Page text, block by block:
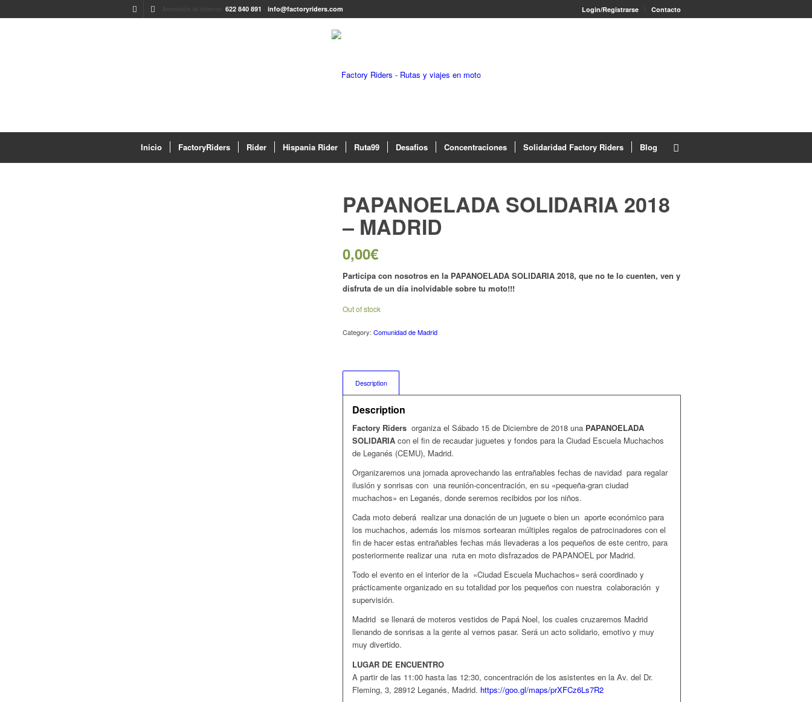
Login/Registrarse Contacto
622 840 891 info@factoryriders.com
Inicio FactoryRiders Rider Hispania Rider Ruta99 Desafios Concentraciones Solidaridad Factory Riders Blog
PAPANOELADA SOLIDARIA 2018
– MADRID
0,00€
Participa con nosotros en la PAPANOELADA SOLIDARIA 2018, que no te lo cuenten, ven y
disfruta de un día inolvidable sobre tu moto!!!
Out of stock
Category:Comunidad de Madrid
Description
Description
Factory Riders organiza el Sábado 15 de Diciembre de 2018 una PAPANOELADA
SOLIDARIA con el fin de recaudar juguetes y fondos para la Ciudad Escuela Muchachos
de Leganés (CEMU), Madrid.
Organizaremos una jornada aprovechando las entrañables fechas de navidad para regalar
ilusión y sonrisas con una reunión-concentración, en su «pequeña-gran ciudad
muchachos» en Leganés, donde seremos recibidos por los niños.
Cada moto deberá realizar una donación de un juguete o bien un aporte económico para
los muchachos, además los mismos sortearan múltiples regalos de patrocinadores con el
fin de hacer estas entrañables fechas más llevaderas a los pequeños de este centro, para
posteriormente realizar una ruta en moto disfrazados de PAPANOEL por Madrid.
Todo el evento en el interior de la «Ciudad Escuela Muchachos» será coordinado y
prácticamente organizado en su totalidad por los pequeños con nuestra colaboración y
supervisión.
Madrid se llenará de moteros vestidos de Papá Noel, los cuales cruzaremos Madrid
llenando de sonrisas a la gente al vernos pasar. Será un acto solidario, emotivo y muy
muy divertido.
LUGAR DE ENCUENTRO
A partir de las 11:00 hasta las 12:30, concentración de los asistentes en la Av. del Dr.
Fleming, 3, 28912 Leganés, Madrid. https://goo.gl/maps/prXFCz6Ls7R2